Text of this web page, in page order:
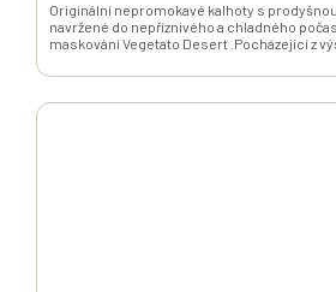
Originální nepromokavé kalhoty s
navržené do nepříznivého a chladného
maskování Vegetato Desert .Pocházející z